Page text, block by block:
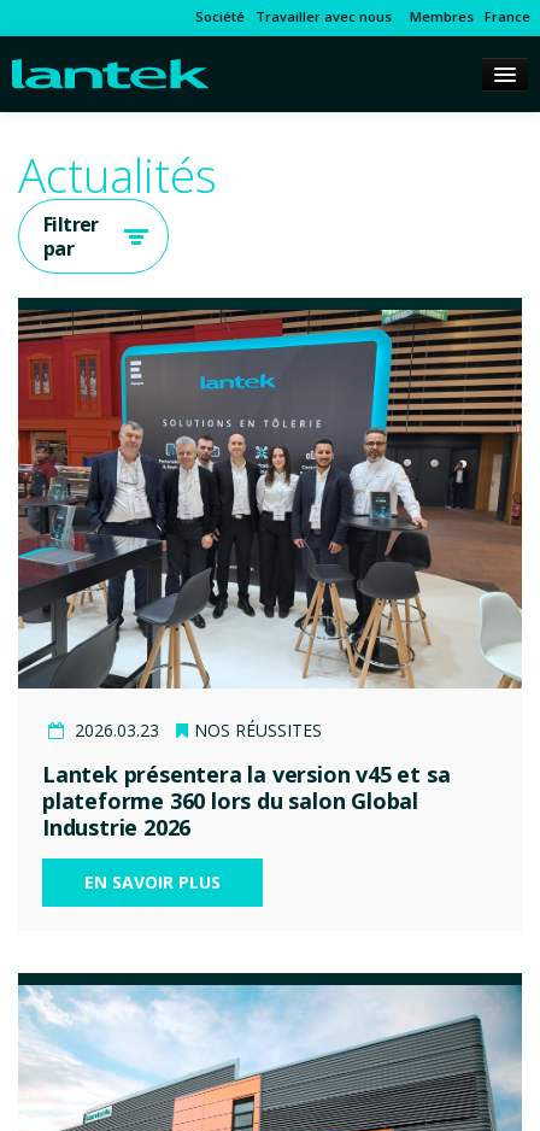
Société Travailler avec nous Membres France
Actualités
Filtrer
par
2026.03.23 NOS RÉUSSITES
Lantek présentera la version v45 et sa
plateforme 360 lors du salon Global
Industrie 2026
EN SAVOIR PLUS